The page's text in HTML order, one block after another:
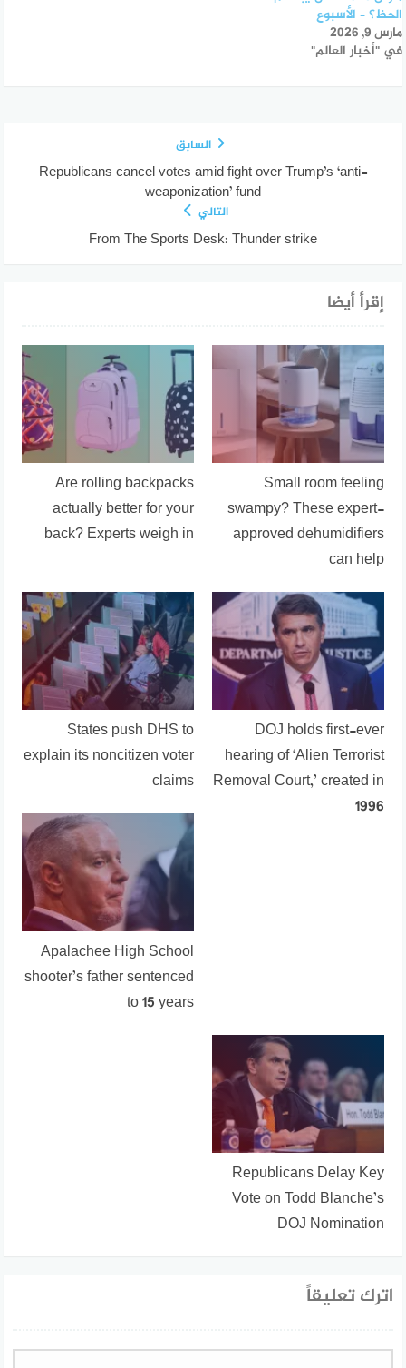
الحظ؟ – الأسبوع
مارس 9, 2026
في "أخبار العالم"
السابق
Republicans cancel votes amid fight over Trump’s ‘anti-
weaponization’ fund
التالي
From The Sports Desk: Thunder strike
إقرأ أيضا
Small room feeling
swampy? These expert-
approved dehumidifiers
can help
Are rolling backpacks
actually better for your
back? Experts weigh in
DOJ holds first-ever
hearing of ‘Alien Terrorist
Removal Court,’ created in
1996
States push DHS to
explain its noncitizen voter
claims
Apalachee High School
shooter’s father sentenced
to 15 years
Republicans Delay Key
Vote on Todd Blanche’s
DOJ Nomination
اترك تعليقاً